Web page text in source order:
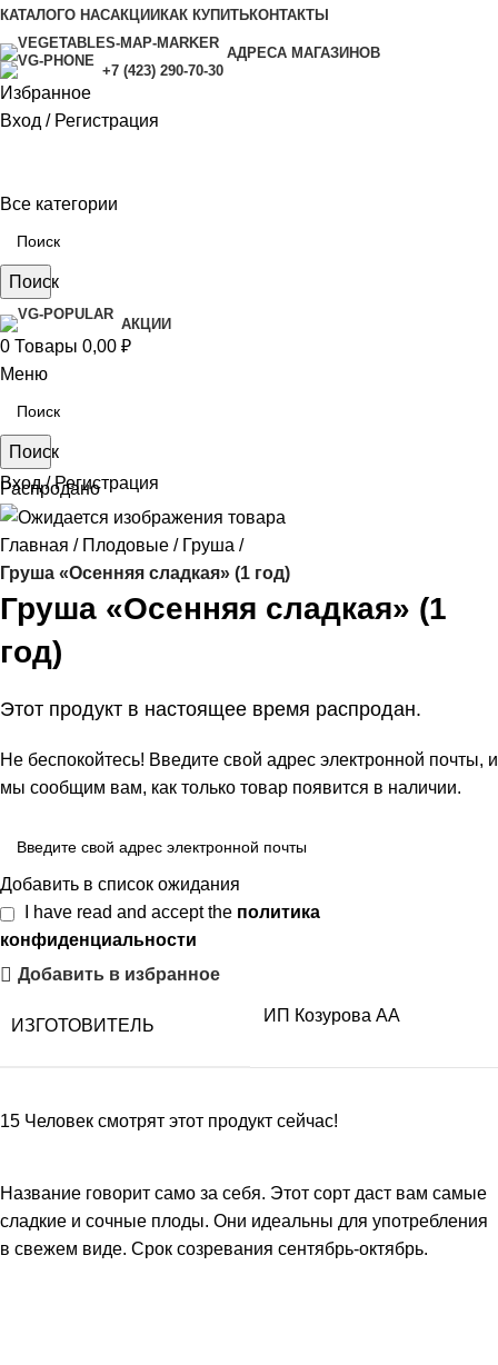
КАТАЛОГО НАСАКЦИИ КАК КУПИТЬКОНТАКТЫ
АДРЕСА МАГАЗИНОВ
+7 (423) 290-70-30
Избранное
Вход / Регистрация
Все категории
Поиск
АКЦИИ
0 Товары 0,00 ₽
Меню
Поиск
Вход / Регистрация
Распродано
Главная Плодовые
Груша
Груша «Осенняя сладкая» (1 год)
Груша «Осенняя сладкая» (1
год)
Этот продукт в настоящее время распродан.
Не беспокойтесь! Введите свой адрес электронной почты, и
мы сообщим вам, как только товар появится в наличии.
Добавить в список ожидания
I have read and accept the политика
конфиденциальности
Добавить в избранное
ИЗГОТОВИТЕЛЬ
ИП Козурова АА
15 Человек смотрят этот продукт сейчас!
Название говорит само за себя. Этот сорт даст вам самые
сладкие и сочные плоды. Они идеальны для употребления
в свежем виде. Срок созревания сентябрь-октябрь.